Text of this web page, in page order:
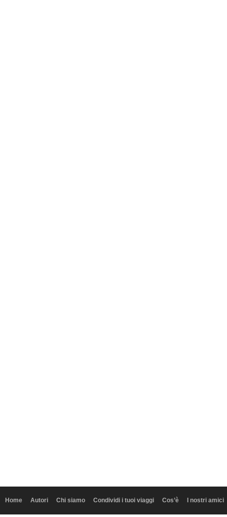
Home Autori Chi siamo Condividi i tuoi viaggi Cos’è I nostri amici